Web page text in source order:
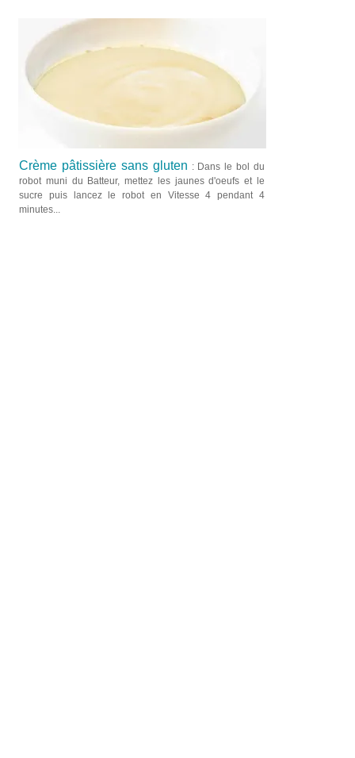
Crème pâtissière sans gluten : Dans le bol du
robot muni du Batteur, mettez les jaunes d'oeufs et le
sucre puis lancez le robot en Vitesse 4 pendant 4
minutes...